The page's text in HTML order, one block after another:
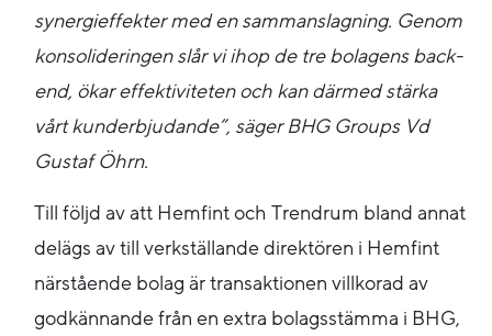
synergieffekter med en sammanslagning. Genom
konsolideringen slår vi ihop de tre bolagens back-
end, ökar effektiviteten och kan därmed stärka
vårt kunderbjudande”, säger BHG Groups Vd
Gustaf Öhrn.
Till följd av att Hemfint och Trendrum bland annat
delägs av till verkställande direktören i Hemfint
närstående bolag är transaktionen villkorad av
godkännande från en extra bolagsstämma i BHG,